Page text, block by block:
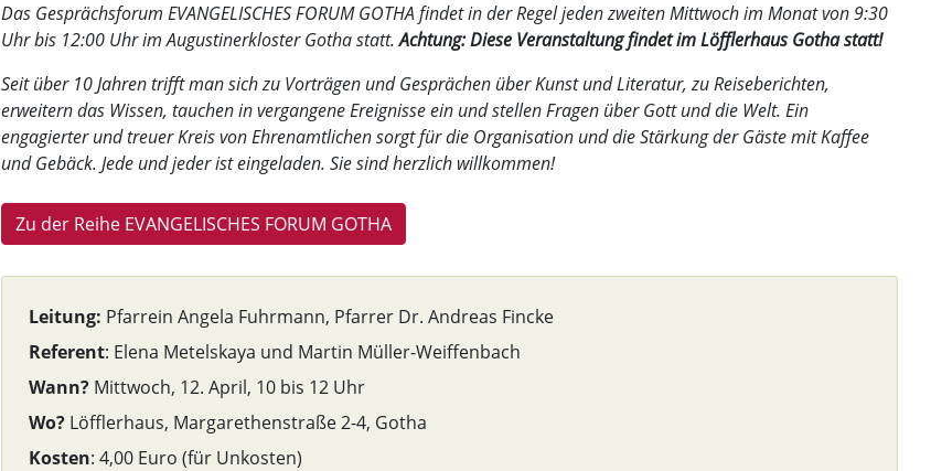
Das Gesprächsforum EVANGELISCHES FORUM GOTHA findet in der Regel jeden zweiten Mittwoch im Monat von 9:30
Uhr bis 12:00 Uhr im Augustinerkloster Gotha statt.Achtung: Diese Veranstaltung findet im Löfflerhaus Gotha statt!
Seit über 10 Jahren trifft man sich zu Vorträgen und Gesprächen über Kunst und Literatur, zu Reiseberichten,
erweitern das Wissen, tauchen in vergangene Ereignisse ein und stellen Fragen über Gott und die Welt. Ein
engagierter und treuer Kreis von Ehrenamtlichen sorgt für die Organisation und die Stärkung der Gäste mit Kaffee
und Gebäck. Jede und jeder ist eingeladen. Sie sind herzlich willkommen!
Zu der Reihe EVANGELISCHES FORUM GOTHA
Leitung: Pfarrein Angela Fuhrmann, Pfarrer Dr. Andreas Fincke
Referent: Elena Metelskaya und Martin Müller-Weiffenbach
Wann? Mittwoch, 12. April, 10 bis 12 Uhr
Wo? Löfflerhaus, Margarethenstraße 2-4, Gotha
Kosten: 4,00 Euro (für Unkosten)